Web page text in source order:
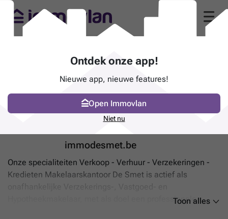
Lierde)
"Vastgoed - Hypotheekmakelaar -
Verzekeringen"
Geraardsbergsestraat 13-A - 9570 Lierde
immodesmet.be
Onze specialiteiten Verkoop - Verhuur - Verzekeringen -
Kredieten Makelaarskantoor De Smet is actief als
onafhankelijke Verzekerings-, Vastgoed- en
Hypotheekmakelaar, met als doel een professionele
Toon alles
Ontdek onze app!
Nieuwe app, nieuwe features!
Open Immovlan
Niet nu